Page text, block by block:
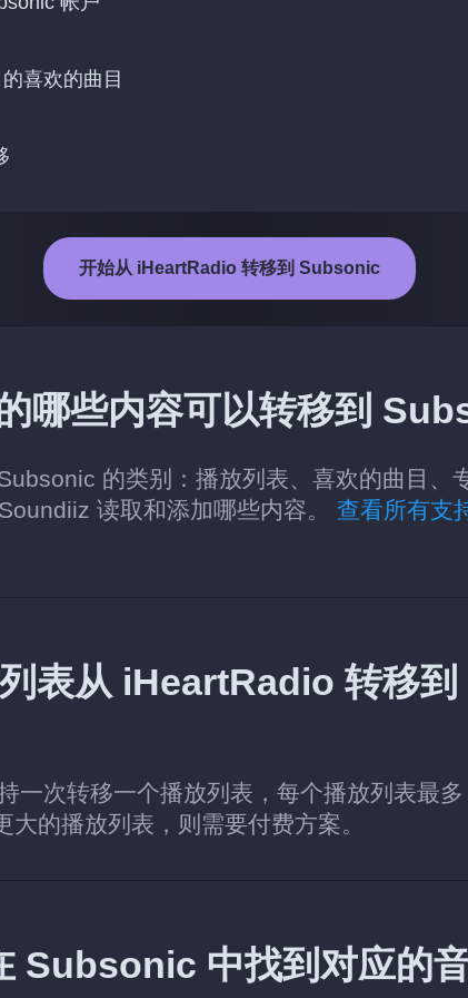
喜欢的曲目
开始从 iHeartRadio 转移到 Subsonic
哪些内容可以转移到
的类别：播放列表、喜欢的曲目、
读取和添加哪些内容。 查看所有支
表从 iHeartRadio 转移
一次转移一个播放列表，每个播放列表最
的播放列表，则需要付费方案。
Subsonic 中找到对应的